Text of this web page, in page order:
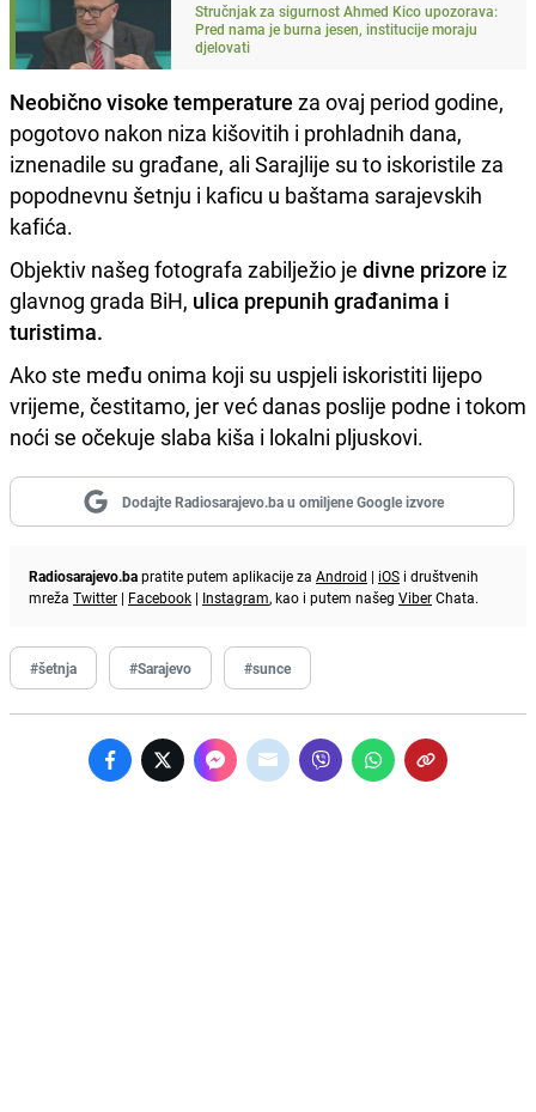
Stručnjak za sigurnost Ahmed Kico upozorava:
Pred nama je burna jesen, institucije moraju
djelovati
Neobično visoke temperature za ovaj period godine,
pogotovo nakon niza kišovitih i prohladnih dana,
iznenadile su građane, ali Sarajlije su to iskoristile za
popodnevnu šetnju i kaficu u baštama sarajevskih
kafića.
Objektiv našeg fotografa zabilježio je divne prizore iz
glavnog grada BiH, ulica prepunih građanima i
turistima.
Ako ste među onima koji su uspjeli iskoristiti lijepo
vrijeme, čestitamo, jer već danas poslije podne i tokom
noći se očekuje slaba kiša i lokalni pljuskovi.
Dodajte Radiosarajevo.ba u omiljene Google izvore
Radiosarajevo.bapratite putem aplikacije za Android | iOS i društvenih
mreža Twitter | Facebook | Instagram, kao i putem našeg ViberChata.
#šetnja #Sarajevo #sunce